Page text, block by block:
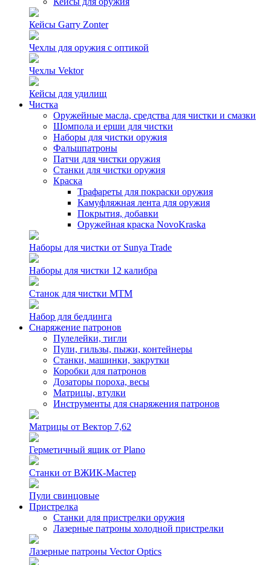
Кейсы Garry Zonter
Чехлы для оружия с оптикой
Чехлы Vektor
Кейсы для удилищ
Чистка
Оружейные масла, средства для чистки и смазки
Шомпола и ерши для чистки
Наборы для чистки оружия
Фальшпатроны
Патчи для чистки оружия
Станки для чистки оружия
Краска
Трафареты для покраски оружия
Камуфляжная лента для оружия
Покрытия, добавки
Оружейная краска NovoKraska
Наборы для чистки от Sunya Trade
Наборы для чистки 12 калибра
Станок для чистки MTM
Набор для беддинга
Снаряжение патронов
Пулелейки, тигли
Пули, гильзы, пыжи, контейнеры
Станки, машинки, закрутки
Коробки для патронов
Дозаторы пороха, весы
Матрицы, втулки
Инструменты для снаряжения патронов
Матрицы от Вектор 7,62
Герметичный ящик от Plano
Станки от ВЖИК-Мастер
Пули свинцовые
Пристрелка
Станки для пристрелки оружия
Лазерные патроны холодной пристрелки
Лазерные патроны Vector Optics